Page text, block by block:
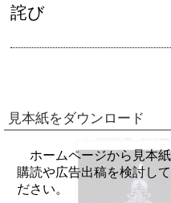
詫び
見本紙をダウンロード
ホームページから見本
購読や広告出稿を検討し
ださい。